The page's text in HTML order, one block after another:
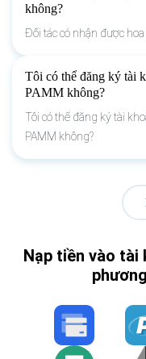
không?
Đối tác có nhận được
Tôi có thể đăng ký tài
PAMM không?
Tôi có thể đăng ký tài
PAMM không?
Nạp tiền vào tài